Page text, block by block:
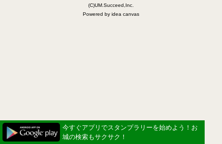
(C)UM.Succeed,Inc.
Powered by idea canvas
今すぐアプリでスタンプラリーを始めよう！お
城の検索もサクサク！